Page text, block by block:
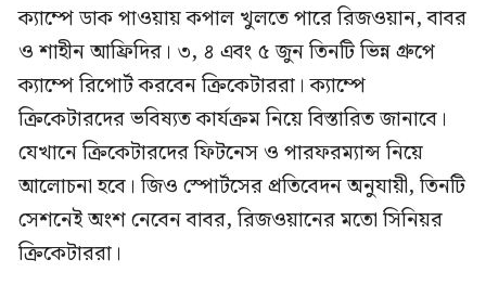
ক্যাম্পে ডাক পাওয়ায় কপাল খুলতে পারে রিজওয়ান, বাবর
ও শাহীন আফ্রিদির। ৩, ৪ এবং ৫ জুন তিনটি ভিন্ন গ্রুপে
ক্যাম্পে রিপোর্ট করবেন ক্রিকেটাররা। ক্যাম্পে
ক্রিকেটারদের ভবিষ্যত কার্যক্রম নিয়ে বিস্তারিত জানাবে।
যেখানে ক্রিকেটারদের ফিটনেস ও পারফরম্যান্স নিয়ে
আলোচনা হবে। জিও স্পোর্টসের প্রতিবেদন অনুযায়ী, তিনটি
সেশনেই অংশ নেবেন বাবর, রিজওয়ানের মতো সিনিয়র
ক্রিকেটাররা।